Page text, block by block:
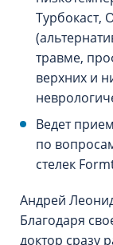
Турбокаст,
травме,
верхних и
Ведет
по
стелек
Андрей
Благодаря
доктор сразу